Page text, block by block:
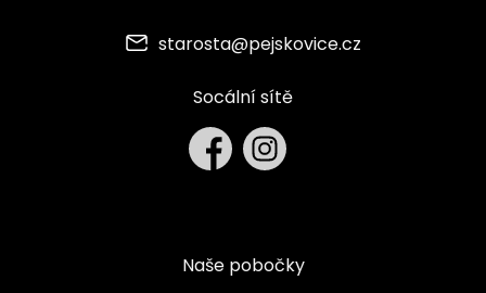
starosta@pejskovice.cz
Socální sítě
Naše pobočky